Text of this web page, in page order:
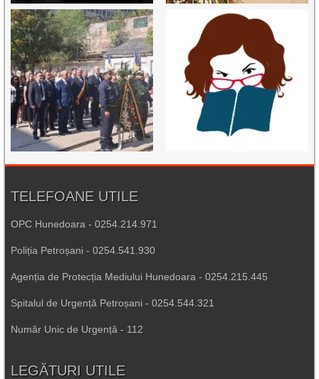
TELEFOANE UTILE
OPC Hunedoara - 0254.214.971
Poliția Petroșani - 0254.541.930
Agenția de Protecția Mediului Hunedoara - 0254.215.445
Spitalul de Urgență Petroșani - 0254.544.321
Număr Unic de Urgență - 112
LEGĂTURI UTILE